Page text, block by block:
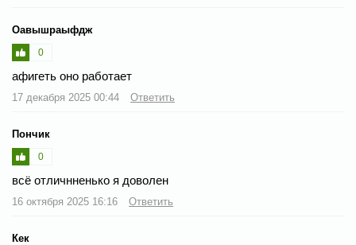
Оавышраыфдж
0
афигеть оно работает
17 декабря 2025 00:44 Ответить
Пончик
0
всё отличнненько я доволен
16 октября 2025 16:16 Ответить
Кек